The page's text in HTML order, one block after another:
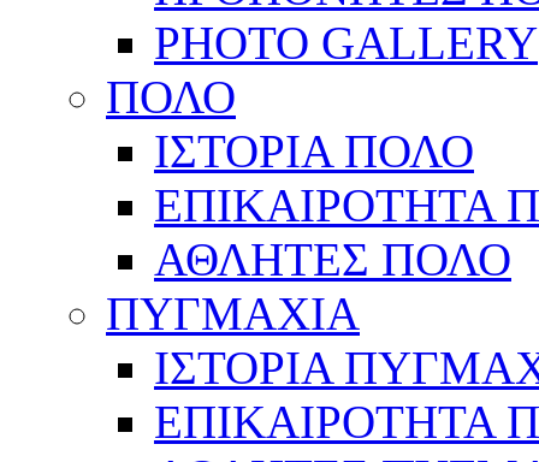
PHOTO GALLERY
ΠΟΛΟ
ΙΣΤΟΡΙΑ ΠΟΛΟ
ΕΠΙΚΑΙΡΟΤΗΤΑ
ΑΘΛΗΤΕΣ ΠΟΛΟ
ΠΥΓΜΑΧΙΑ
ΙΣΤΟΡΙΑ
ΕΠΙΚΑΙΡΟΤΗΤΑ